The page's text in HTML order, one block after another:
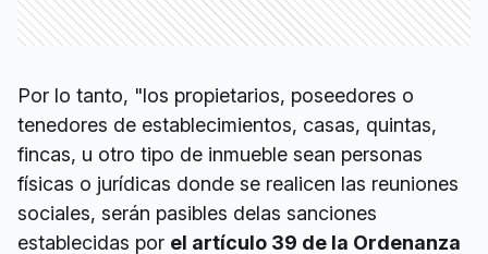
Por lo tanto, "los propietarios, poseedores o
tenedores de establecimientos, casas, quintas,
fincas, u otro tipo de inmueble sean personas
físicas o jurídicas donde se realicen las reuniones
sociales, serán pasibles delas sanciones
establecidas por el artículo 39 de la Ordenanza